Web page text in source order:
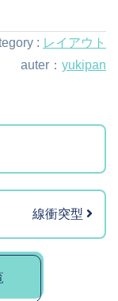
: レイアウト
auter： yukipan
線衝突型